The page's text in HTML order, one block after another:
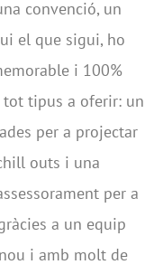
convenció, un
el que sigui, ho
i 100%
tot tipus a oferir: un
per a projectar
outs i una
per a
a un equip
nou i amb molt de